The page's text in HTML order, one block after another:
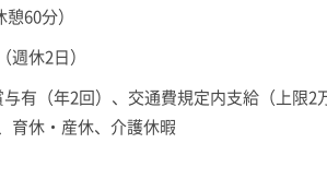
60分）
休2日）
有（年2回）、交通費規定内支給（上限
育休・産休、介護休暇